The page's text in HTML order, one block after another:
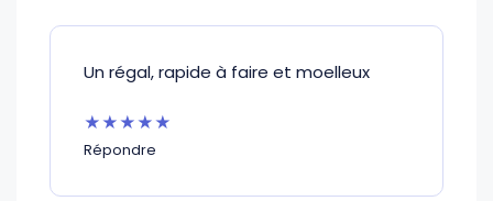
Un régal, rapide à faire et moelleux
★★★★★
Répondre